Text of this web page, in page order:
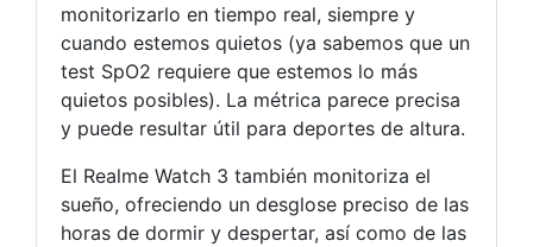
monitorizarlo en tiempo real, siempre y
cuando estemos quietos (ya sabemos que un
test SpO2 requiere que estemos lo más
quietos posibles). La métrica parece precisa
y puede resultar útil para deportes de altura.
El Realme Watch 3 también monitoriza el
sueño, ofreciendo un desglose preciso de las
horas de dormir y despertar, así como de las